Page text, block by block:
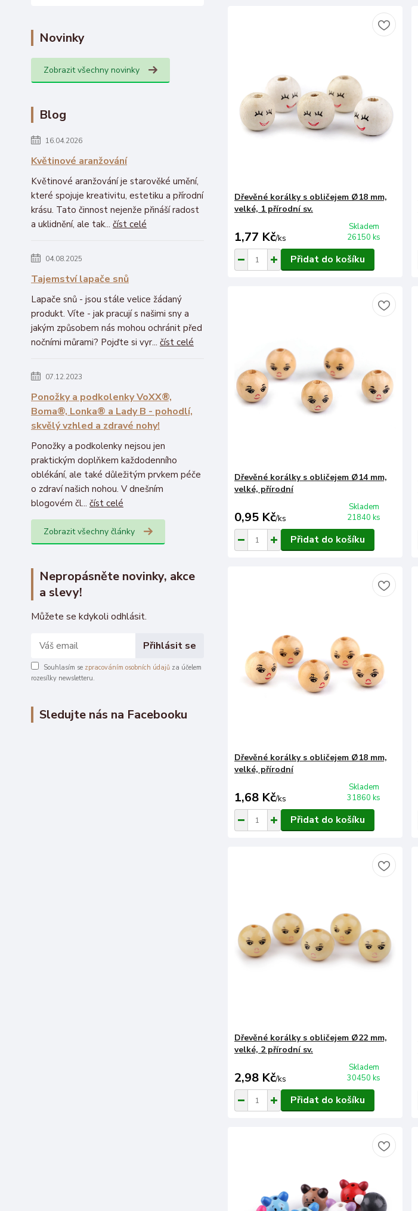
Novinky
Zobrazit všechny novinky
Blog
16.04.2026
Květinové aranžování
Květinové aranžování je starověké umění,
které spojuje kreativitu, estetiku a přírodní
krásu. Tato činnost nejenže přináší radost
a uklidnění, ale tak... číst celé
04.08.2025
Tajemství lapače snů
Lapače snů - jsou stále velice žádaný
produkt. Víte - jak pracují s našimi sny a
jakým způsobem nás mohou ochránit před
nočními můrami? Pojďte si vyr... číst celé
07.12.2023
Ponožky a podkolenky VoXX®,
Boma®, Lonka® a Lady B - pohodlí,
skvělý vzhled a zdravé nohy!
Ponožky a podkolenky nejsou jen
praktickým doplňkem každodenního
oblékání, ale také důležitým prvkem péče
o zdraví našich nohou. V dnešním
blogovém čl... číst celé
Zobrazit všechny články
Nepropásněte novinky, akce
a slevy!
Můžete se kdykoli odhlásit.
Přihlásit se
Souhlasím se zpracováním osobních údajů za účelem
rozesílky newsletteru.
Sledujte nás na Facebooku
Dřevěné korálky s obličejem Ø18 mm,
velké, 1 přírodní sv.
1,77 Kč/ks
Skladem
26150 ks
Přidat do košíku
Dřevěné korálky s obličejem Ø14 mm,
velké, přírodní
0,95 Kč/ks
Skladem
21840 ks
Přidat do košíku
Dřevěné korálky s obličejem Ø18 mm,
velké, přírodní
1,68 Kč/ks
Skladem
31860 ks
Přidat do košíku
Dřevěné korálky s obličejem Ø22 mm,
velké, 2 přírodní sv.
2,98 Kč/ks
Skladem
30450 ks
Přidat do košíku